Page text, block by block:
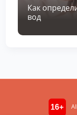
Как
вод
16+